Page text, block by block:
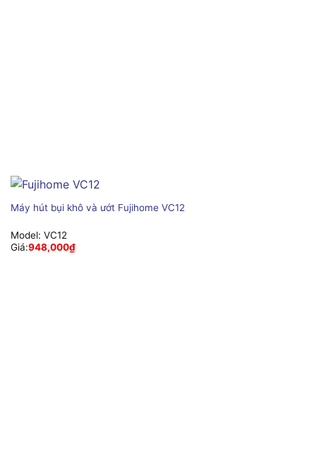
Máy hút bụi khô và ướt Fujihome VC12
Model: VC12
Giá:948,000₫